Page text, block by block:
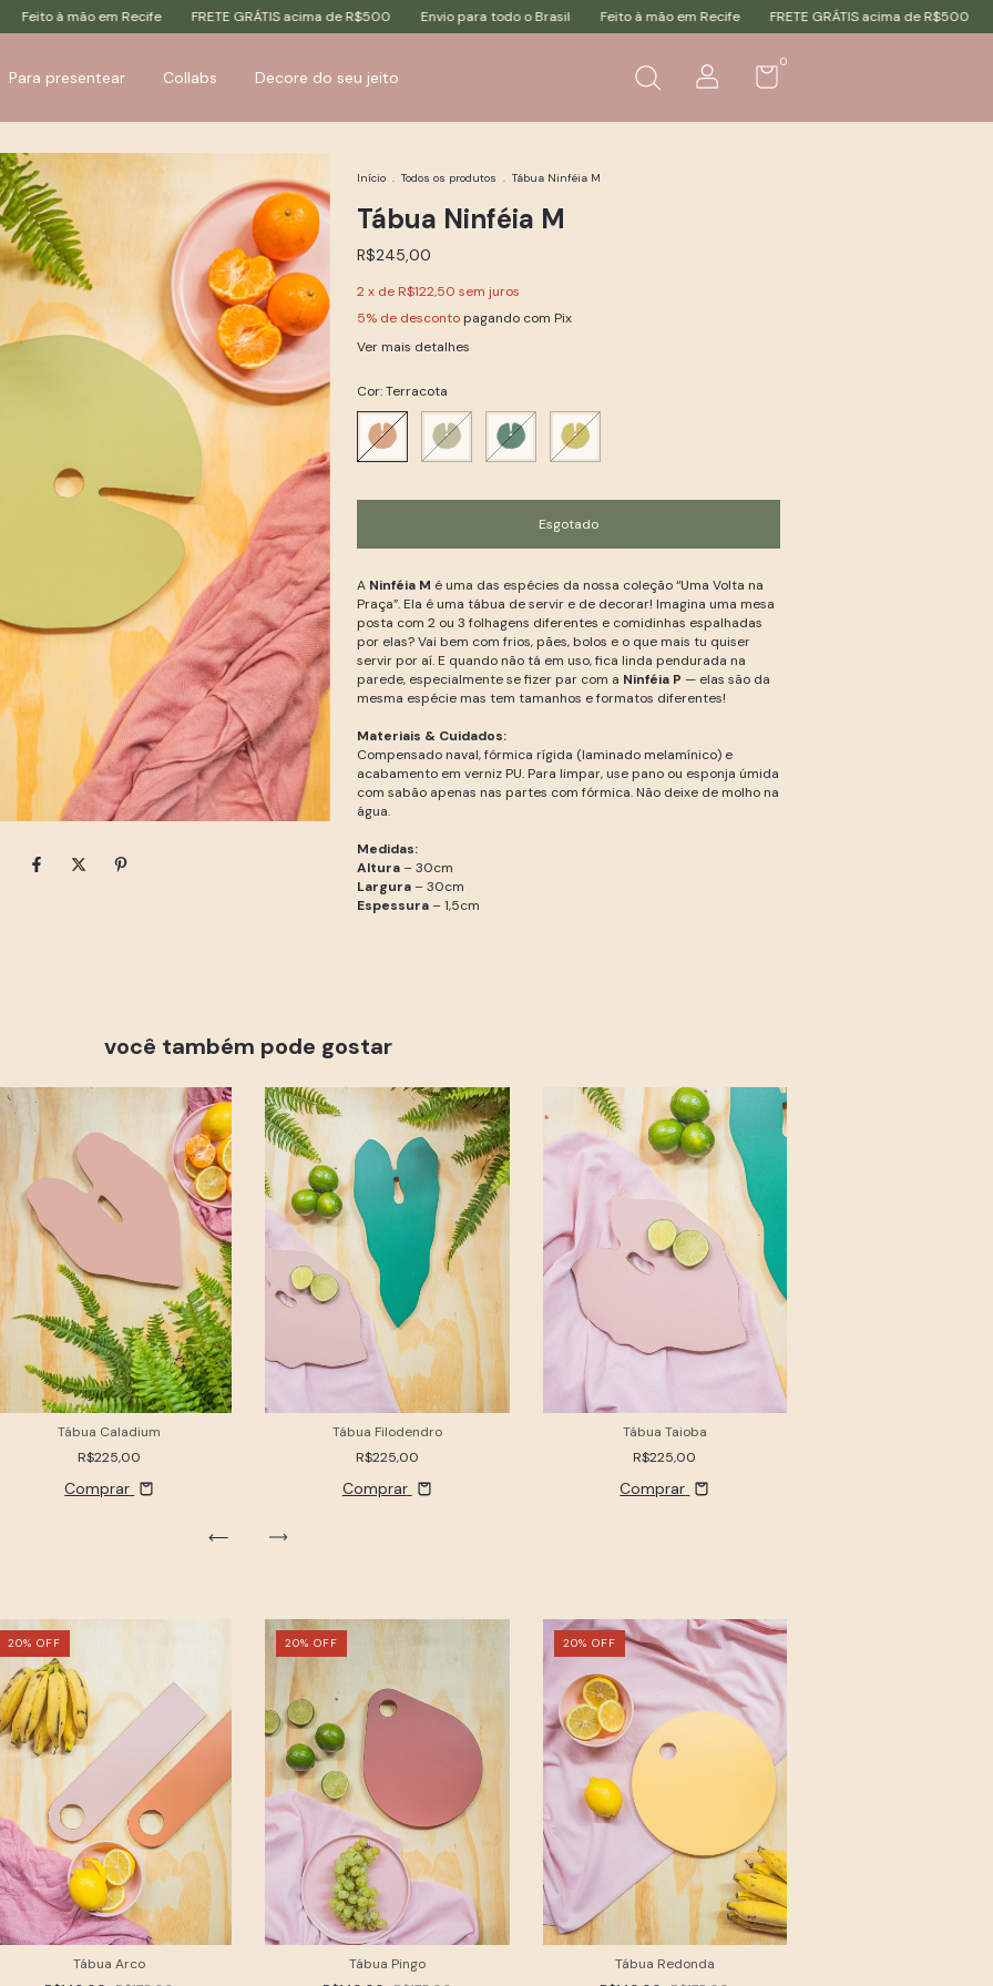
FRETE GRÁTIS acima de R$500 Envio para todo o Brasil Feito à mão em Recife FRETE GRÁTIS acima de R$500 Envio para todo o Brasil
Para presentear Collabs Decore do seu jeito
0
Início . Todos os produtos . Tábua Ninféia M
Tábua Ninféia M
R$245,00
2 x de R$122,50 sem juros
5% de descontopagando com Pix
Ver mais detalhes
Cor:Terracota
A Ninféia M é uma das espécies da nossa coleção “Uma Volta na
Praça”. Ela é uma tábua de servir e de decorar! Imagina uma mesa
posta com 2 ou 3 folhagens diferentes e comidinhas espalhadas
por elas? Vai bem com frios, pães, bolos e o que mais tu quiser
servir por aí. E quando não tá em uso, fica linda pendurada na
parede, especialmente se fizer par com a Ninféia P — elas são da
mesma espécie mas tem tamanhos e formatos diferentes!
Materiais & Cuidados:
Compensado naval, fórmica rígida (laminado melamínico) e
acabamento em verniz PU. Para limpar, use pano ou esponja úmida
com sabão apenas nas partes com fórmica. Não deixe de molho na
água.
Medidas:
Altura– 30cm
Largura– 30cm
Espessura– 1,5cm
você também pode gostar
Tábua Caladium
R$225,00
Comprar
Tábua Filodendro
R$225,00
Comprar
Tábua Taioba
R$225,00
Comprar
20% OFF
Tábua Arco
20% OFF
Tábua Pingo
20% OFF
Tábua Redonda